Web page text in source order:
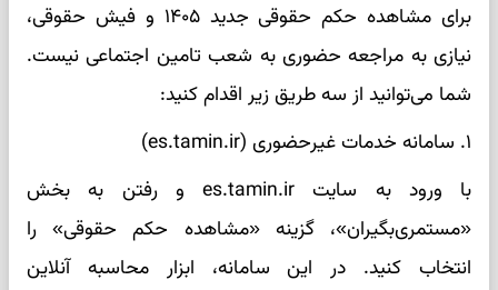
برای مشاهده حکم حقوقی جدید ۱۴۰۵ و فیش حقوقی،
نیازی به مراجعه حضوری به شعب تامین اجتماعی نیست.
شما می‌توانید از سه طریق زیر اقدام کنید:
۱. سامانه خدمات غیرحضوری (es.tamin.ir)
با ورود به سایت es.tamin.ir و رفتن به بخش
«مستمری‌بگیران»، گزینه «مشاهده حکم حقوقی» را
انتخاب کنید. در این سامانه، ابزار محاسبه آنلاین